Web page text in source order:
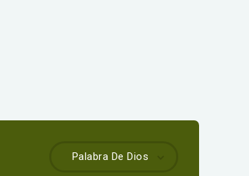
Palabra De Dios